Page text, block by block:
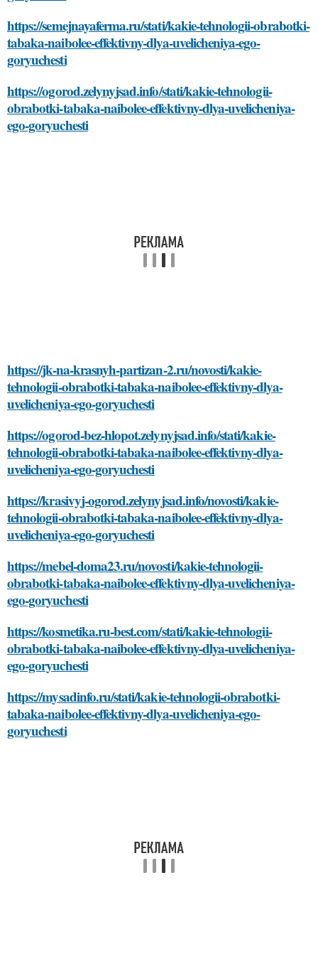
https://semejnayaferma.ru/stati/kakie-tehnologii-obrabotki-
tabaka-naibolee-effektivny-dlya-uvelicheniya-ego-
goryuchesti
https://ogorod.zelynyjsad.info/stati/kakie-tehnologii-
obrabotki-tabaka-naibolee-effektivny-dlya-uvelicheniya-
ego-goryuchesti
https://jk-na-krasnyh-partizan-2.ru/novosti/kakie-
tehnologii-obrabotki-tabaka-naibolee-effektivny-dlya-
uvelicheniya-ego-goryuchesti
https://ogorod-bez-hlopot.zelynyjsad.info/stati/kakie-
tehnologii-obrabotki-tabaka-naibolee-effektivny-dlya-
uvelicheniya-ego-goryuchesti
https://krasivyj-ogorod.zelynyjsad.info/novosti/kakie-
tehnologii-obrabotki-tabaka-naibolee-effektivny-dlya-
uvelicheniya-ego-goryuchesti
https://mebel-doma23.ru/novosti/kakie-tehnologii-
obrabotki-tabaka-naibolee-effektivny-dlya-uvelicheniya-
ego-goryuchesti
https://kosmetika.ru-best.com/stati/kakie-tehnologii-
obrabotki-tabaka-naibolee-effektivny-dlya-uvelicheniya-
ego-goryuchesti
https://mysadinfo.ru/stati/kakie-tehnologii-obrabotki-
tabaka-naibolee-effektivny-dlya-uvelicheniya-ego-
goryuchesti